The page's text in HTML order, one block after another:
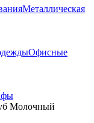
Металлическая
Офисные
Молочный